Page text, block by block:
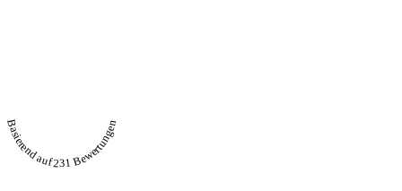
Basierend auf 231 Bewertungen